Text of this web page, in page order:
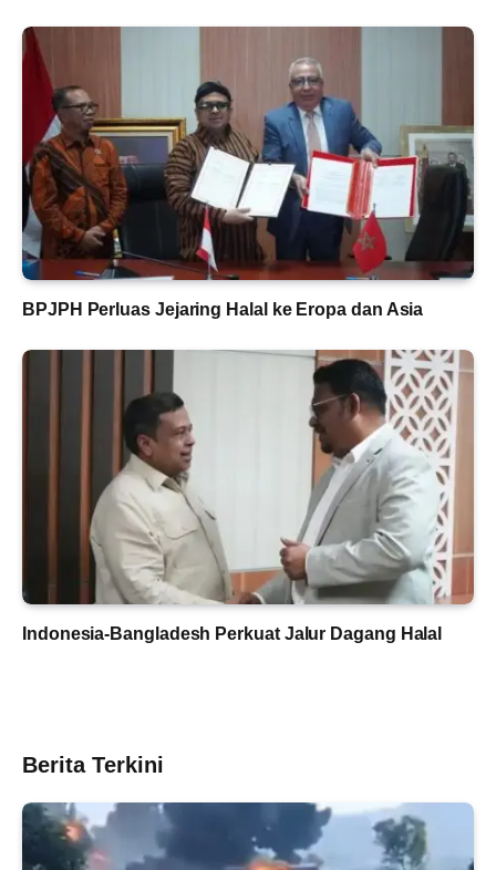
BPJPH Perluas Jejaring Halal ke Eropa dan Asia
Indonesia-Bangladesh Perkuat Jalur Dagang Halal
Berita Terkini